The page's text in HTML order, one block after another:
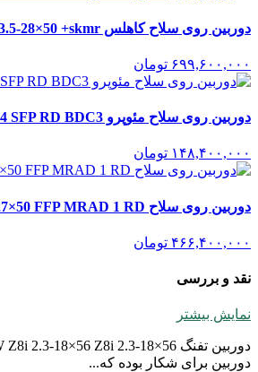
دوربین روی سلاح کاهلس Kahles K328i DLR 3.5-28×50 +skmr
۶۹۹,۶۰۰,۰۰۰ تومان
دوربین روی سلاح مئوپرو Optika6 2.5-15×44 SFP RD BDC3
۱۴۸,۴۰۰,۰۰۰ تومان
دوربین روی سلاح MeoPro R6 4.5-27×50 FFP MRAD 1 RD
۴۶۶,۴۰۰,۰۰۰ تومان
نقد و بررسی
نمایش بیشتر
دوربین برای شکار بوده که...